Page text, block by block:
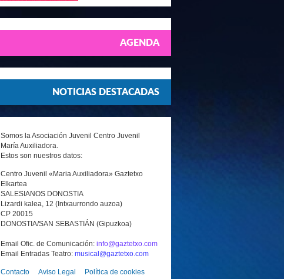
AGENDA
NOTICIAS DESTACADAS
Somos la Asociación Juvenil Centro Juvenil
María Auxiliadora.
Estos son nuestros datos:
Centro Juvenil «Maria Auxiliadora» Gaztetxo
Elkartea
SALESIANOS DONOSTIA
Lizardi kalea, 12 (Intxaurrondo auzoa)
CP 20015
DONOSTIA/SAN SEBASTIÁN (Gipuzkoa)
Email Ofic. de Comunicación: info@gaztetxo.com
Email Entradas Teatro: musical@gaztetxo.com
Contacto Aviso Legal Política de cookies